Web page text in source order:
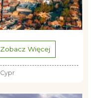
Zobacz Więcej